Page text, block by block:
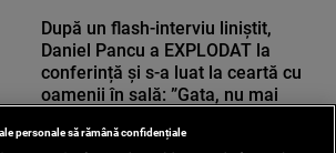
După un flash-interviu liniștit,
Daniel Pancu a EXPLODAT la
conferință și s-a luat la ceartă cu
oamenii în sală: ”Gata, nu mai
personale să rămână confidențiale